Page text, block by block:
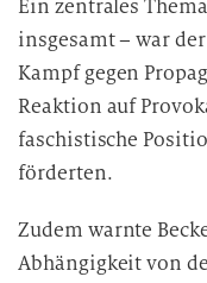
Ein zentrales
insgesamt – war
Kampf gegen
Reaktion auf
faschistische
förderten.
Zudem warnte
Abhängigkeit von